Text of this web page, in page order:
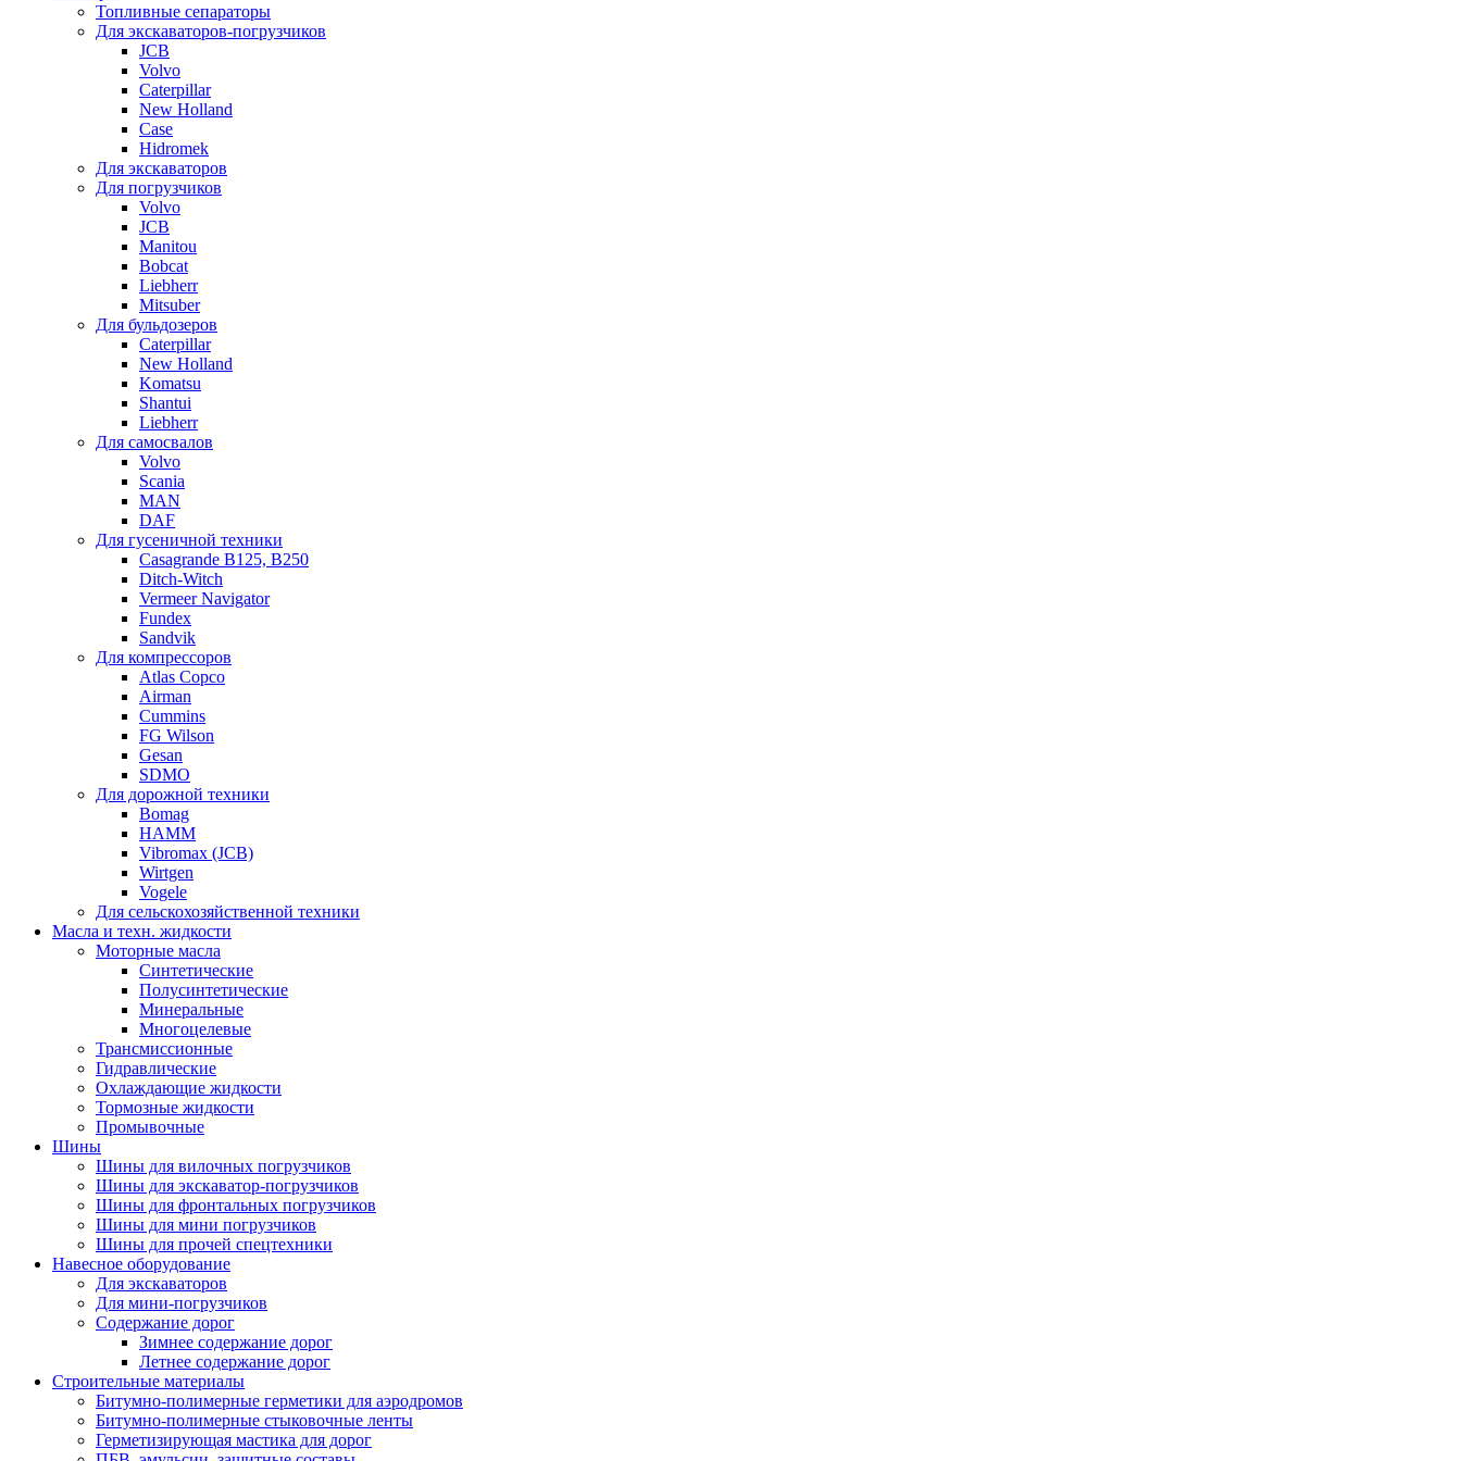
Топливные сепараторы
Для экскаваторов-погрузчиков
JCB
Volvo
Caterpillar
New Holland
Case
Hidromek
Для экскаваторов
Для погрузчиков
Volvo
JCB
Manitou
Bobcat
Liebherr
Mitsuber
Для бульдозеров
Caterpillar
New Holland
Komatsu
Shantui
Liebherr
Для самосвалов
Volvo
Scania
MAN
DAF
Для гусеничной техники
Casagrande B125, B250
Ditch-Witch
Vermeer Navigator
Fundex
Sandvik
Для компрессоров
Atlas Copco
Airman
Cummins
FG Wilson
Gesan
SDMO
Для дорожной техники
Bomag
HAMM
Vibromax (JCB)
Wirtgen
Vogele
Для сельскохозяйственной техники
Масла и техн. жидкости
Моторные масла
Синтетические
Полусинтетические
Минеральные
Многоцелевые
Трансмиссионные
Гидравлические
Охлаждающие жидкости
Тормозные жидкости
Промывочные
Шины
Шины для вилочных погрузчиков
Шины для экскаватор-погрузчиков
Шины для фронтальных погрузчиков
Шины для мини погрузчиков
Шины для прочей спецтехники
Навесное оборудование
Для экскаваторов
Для мини-погрузчиков
Содержание дорог
Зимнее содержание дорог
Летнее содержание дорог
Строительные материалы
Битумно-полимерные герметики для аэродромов
Битумно-полимерные стыковочные ленты
Герметизирующая мастика для дорог